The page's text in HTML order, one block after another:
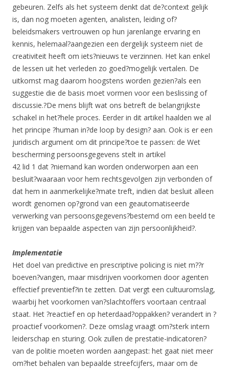
gebeuren. Zelfs als het systeem denkt dat de?context gelijk
is, dan nog moeten agenten, analisten, leiding of?
beleidsmakers vertrouwen op hun jarenlange ervaring en
kennis, helemaal?aangezien een dergelijk systeem niet de
creativiteit heeft om iets?nieuws te verzinnen. Het kan enkel
de lessen uit het verleden zo goed?mogelijk vertalen. De
uitkomst mag daarom hoogstens worden gezien?als een
suggestie die de basis moet vormen voor een beslissing of
discussie.?De mens blijft wat ons betreft de belangrijkste
schakel in het?hele proces. Eerder in dit artikel haalden we al
het principe ?human in?de loop by design? aan. Ook is er een
juridisch argument om dit principe?toe te passen: de Wet
bescherming persoonsgegevens stelt in artikel
42 lid 1 dat ?niemand kan worden onderworpen aan een
besluit?waaraan voor hem rechtsgevolgen zijn verbonden of
dat hem in aanmerkelijke?mate treft, indien dat besluit alleen
wordt genomen op?grond van een geautomatiseerde
verwerking van persoonsgegevens?bestemd om een beeld te
krijgen van bepaalde aspecten van zijn persoonlijkheid?.
Implementatie
Het doel van predictive en prescriptive policing is niet m??r
boeven?vangen, maar misdrijven voorkomen door agenten
effectief preventief?in te zetten. Dat vergt een cultuuromslag,
waarbij het voorkomen van?slachtoffers voortaan centraal
staat. Het ?reactief en op heterdaad?oppakken? verandert in ?
proactief voorkomen?. Deze omslag vraagt om?sterk intern
leiderschap en sturing. Ook zullen de prestatie-indicatoren?
van de politie moeten worden aangepast: het gaat niet meer
om?het behalen van bepaalde streefcijfers, maar om de